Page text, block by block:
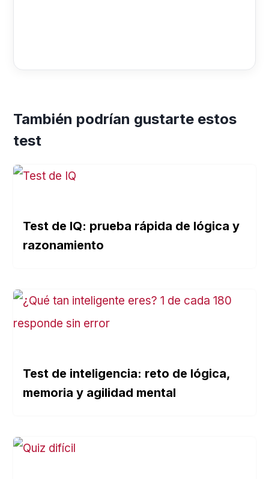
También podrían gustarte estos
test
Test de IQ: prueba rápida de lógica y
razonamiento
Test de inteligencia: reto de lógica,
memoria y agilidad mental